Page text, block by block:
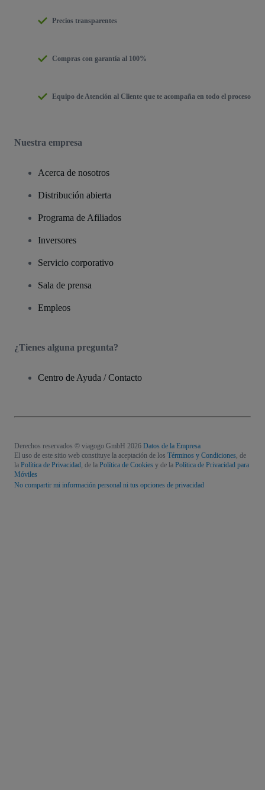
Precios transparentes
Compras con garantía al 100%
Equipo de Atención al Cliente que te acompaña en todo el proceso
Nuestra empresa
Acerca de nosotros
Distribución abierta
Programa de Afiliados
Inversores
Servicio corporativo
Sala de prensa
Empleos
¿Tienes alguna pregunta?
Centro de Ayuda / Contacto
Derechos reservados © viagogo GmbH 2026 Datos de la Empresa
El uso de este sitio web constituye la aceptación de los Términos y Condiciones, de
la Política de Privacidad, de la Política de Cookies y de la Política de Privacidad para
Móviles
No compartir mi información personal ni tus opciones de privacidad